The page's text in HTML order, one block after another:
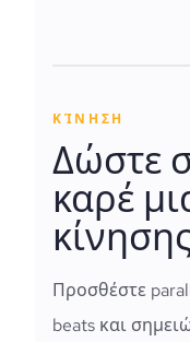
ΚΊΝΗΣΗ
Δώστε
καρέ
Προσθέστε
beats και